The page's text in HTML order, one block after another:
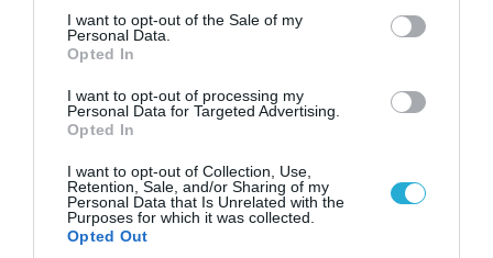
consent section.
I want to opt-out of the Sale of my
Personal Data.
Opted In
I want to opt-out of processing my
Personal Data for Targeted Advertising.
Opted In
I want to opt-out of Collection, Use,
Retention, Sale, and/or Sharing of my
Personal Data that Is Unrelated with the
Purposes for which it was collected.
Opted Out
05.08.2026 | 20:02
Η Κίνα επέδειξε για πρώτη φορά την
αεροπορική πυρηνική της τριάδα και
προκάλεσε διεθνές σοκ – Δείτε βίντεο